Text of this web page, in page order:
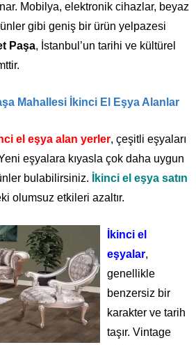
Mobilya, elektronik cihazlar, beyaz
gibi geniş bir ürün yelpazesi
Paşa, İstanbul’un tarihi ve kültürel
Mahallesi İkinci El Eşya Alanlar
el eşya alan yerler, çeşitli eşyaları
eşyalara kıyasla çok daha uygun
bulabilirsiniz.
İkinci el eşya satın
olumsuz etkileri azaltır.
İkinci el
eşyalar,
genellikle
benzersiz bir
karakter ve tarih
taşır. Vintage